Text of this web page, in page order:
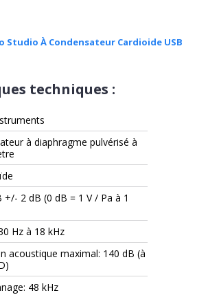
Studio À Condensateur Cardioide USB
techniques :
à diaphragme pulvérisé à
+/- 2 dB (0 dB = 1 V / Pa à 1
Hz à 18 kHz
acoustique maximal: 140 dB (à
48 kHz